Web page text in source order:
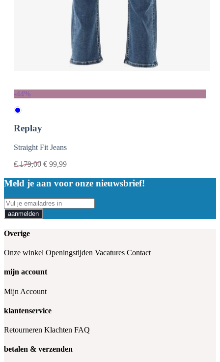
-44%
Replay
Straight Fit Jeans
€179,00 € 99,99
Meld je aan voor onze nieuwsbrief!
aanmelden
Overige
Onze winkel Openingstijden Vacatures Contact
mijn account
Mijn Account
klantenservice
Retourneren Klachten FAQ
betalen & verzenden